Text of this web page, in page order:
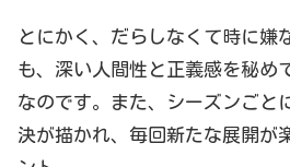
とにかく、だらしなくて時に嫌
も、深い人間性と正義感を秘め
なのです。また、シーズンごと
決が描かれ、毎回新たな展開が